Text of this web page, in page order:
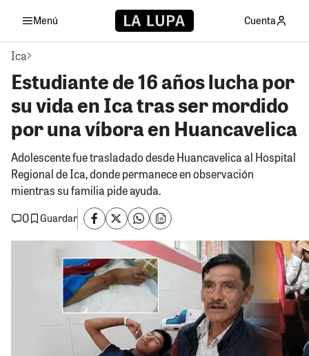
Menú Cuenta
Ica
Estudiante de 16 años lucha por
su vida en Ica tras ser mordido
por una víbora en Huancavelica
Adolescente fue trasladado desde Huancavelica al Hospital
Regional de Ica, donde permanece en observación
mientras su familia pide ayuda.
0
Guardar